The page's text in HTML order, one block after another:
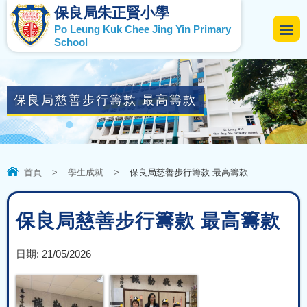
保良局朱正賢小學
Po Leung Kuk Chee Jing Yin Primary
School
保良局慈善步行籌款 最高籌款
首頁 > 學生成就 > 保良局慈善步行籌款 最高籌款
保良局慈善步行籌款 最高籌款
日期: 21/05/2026